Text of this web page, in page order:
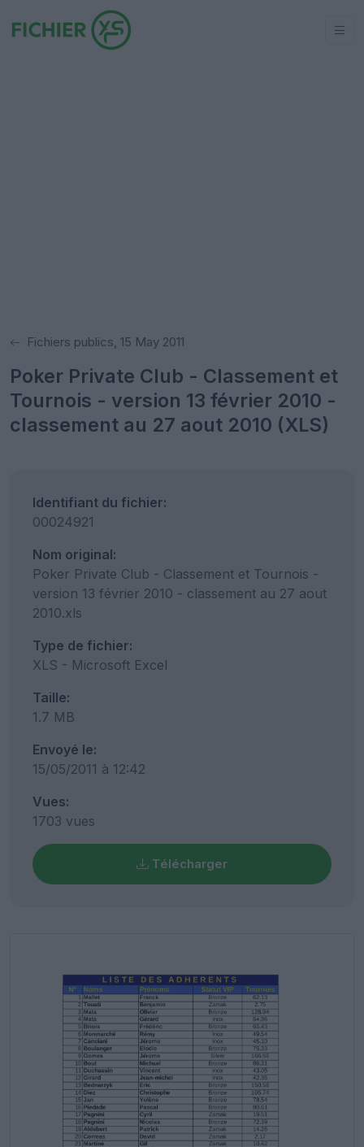
Fichiers publics, 15 May 2011
Poker Private Club - Classement et
Tournois - version 13 février 2010 -
classement au 27 aout 2010 (XLS)
Identifiant du fichier:
00024921
Nom original:
Poker Private Club - Classement et Tournois -
version 13 février 2010 - classement au 27 aout
2010.xls
Type de fichier:
XLS - Microsoft Excel
Taille:
1.7 MB
Envoyé le:
15/05/2011 à 12:42
Vues:
1703 vues
Télécharger